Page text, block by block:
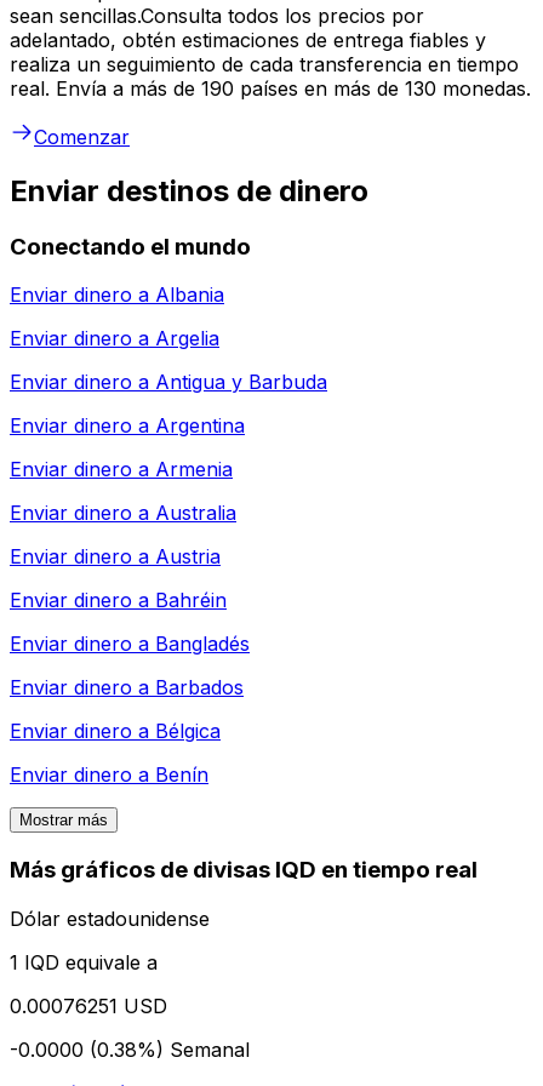
sean sencillas.Consulta todos los precios por
adelantado, obtén estimaciones de entrega fiables y
realiza un seguimiento de cada transferencia en tiempo
real. Envía a más de 190 países en más de 130 monedas.
Comenzar
Enviar destinos de dinero
Conectando el mundo
Enviar dinero a Albania
Enviar dinero a Argelia
Enviar dinero a Antigua y Barbuda
Enviar dinero a Argentina
Enviar dinero a Armenia
Enviar dinero a Australia
Enviar dinero a Austria
Enviar dinero a Bahréin
Enviar dinero a Bangladés
Enviar dinero a Barbados
Enviar dinero a Bélgica
Enviar dinero a Benín
Mostrar más
Más gráficos de divisas IQD en tiempo real
Dólar estadounidense
1 IQD equivale a
0.00076251 USD
-0.0000 (0.38%) Semanal